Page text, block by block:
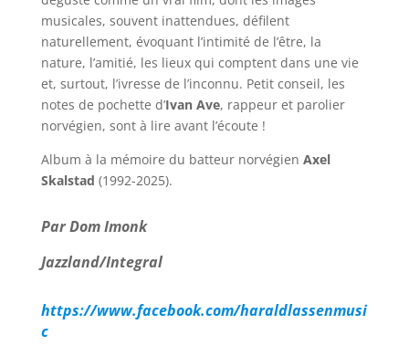
musicales, souvent inattendues, défilent
naturellement, évoquant l’intimité de l’être, la
nature, l’amitié, les lieux qui comptent dans une vie
et, surtout, l’ivresse de l’inconnu. Petit conseil, les
notes de pochette d’Ivan Ave, rappeur et parolier
norvégien, sont à lire avant l’écoute !
Album à la mémoire du batteur norvégien Axel
Skalstad (1992-2025).
Par Dom Imonk
Jazzland/Integral
https://www.facebook.com/haraldlassenmusi
c